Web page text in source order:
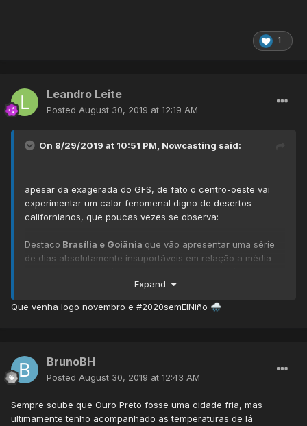
1
Leandro Leite
Posted August 30, 2019 at 12:19 AM
On 8/29/2019 at 10:51 PM, Nowcasting said:
apesar da exagerada do GFS, de fato o centro-oeste vai
experimentar um calor fenomenal digno de desertos
californianos, que poucas vezes se observa:
Destaco Brasília e Goiânia que vão apresentar uma série
de dias absolutamente insuportáveis em relação a média
rolar. Enfim, ninguém vai escapar do calorzão semana que
Expand
Que venha logo novembro e #2020semElNiño 🌧️
BrunoBH
Posted August 30, 2019 at 12:43 AM
Sempre soube que Ouro Preto fosse uma cidade fria, mas
ultimamente tenho acompanhado as temperaturas de lá